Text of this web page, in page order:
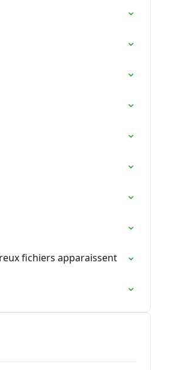
fichiers apparaissent